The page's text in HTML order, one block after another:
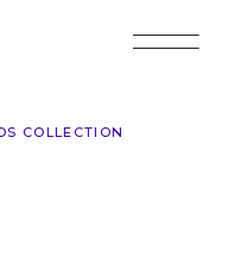
COLLECTION